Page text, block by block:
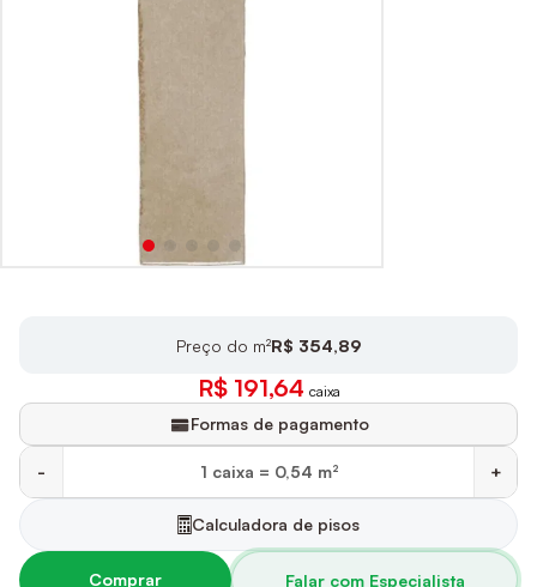
R$ 191,64 caixa
Preço do m²R$ 354,89
Formas de pagamento
- +
Calculadora de pisos
Comprar Falar com Especialista